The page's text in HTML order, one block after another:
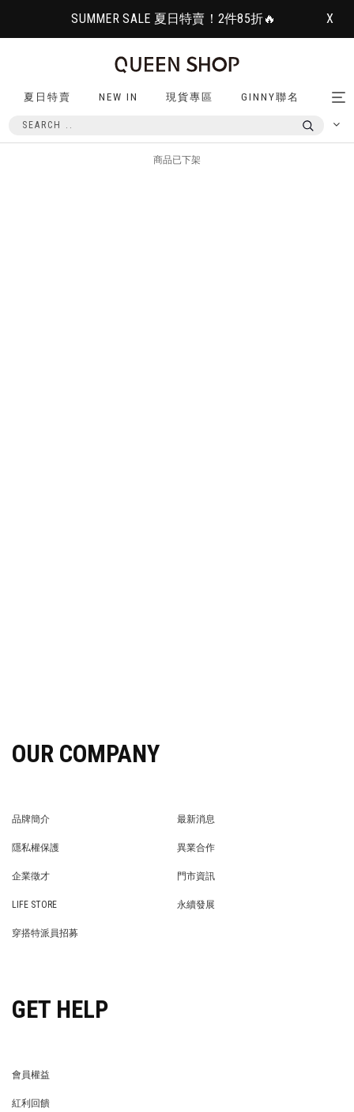
SUMMER SALE 夏日特賣！2件85折🔥 X
夏日特賣 NEW IN 現貨專區 GINNY聯名
商品已下架
OUR COMPANY
品牌簡介
最新消息
隱私權保護
異業合作
企業徵才
門市資訊
LIFE STORE
永續發展
穿搭特派員招募
GET HELP
會員權益
紅利回饋